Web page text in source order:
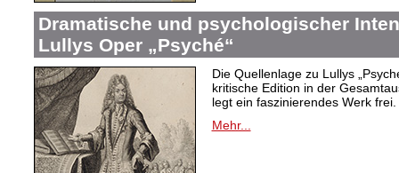
Dramatische und psychologischer
Lullys Oper „Psyché“
Die Quellenlage zu Lullys
kritische Edition in der
legt ein faszinierendes Werk frei.
Mehr...